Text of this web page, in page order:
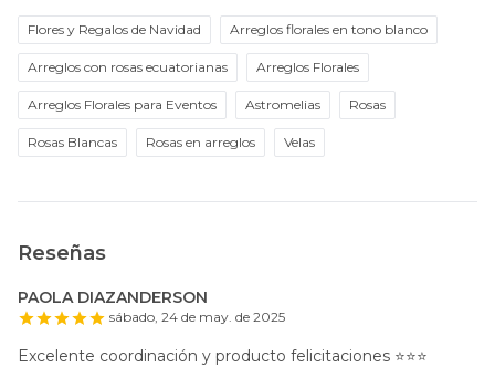
Flores y Regalos de Navidad Arreglos florales en tono blanco
Arreglos con rosas ecuatorianas Arreglos Florales
Arreglos Florales para Eventos Astromelias Rosas
Rosas Blancas Rosas en arreglos Velas
Reseñas
PAOLA DIAZANDERSON
sábado, 24 de may. de 2025
Excelente coordinación y producto felicitaciones ⭐️⭐️⭐️